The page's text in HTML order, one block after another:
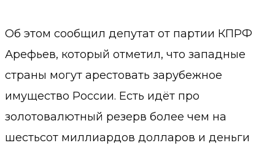
Об этом сообщил депутат от партии КПРФ
Арефьев, который отметил, что западные
страны могут арестовать зарубежное
имущество России. Есть идёт про
золотовалютный резерв более чем на
шестьсот миллиардов долларов и деньги